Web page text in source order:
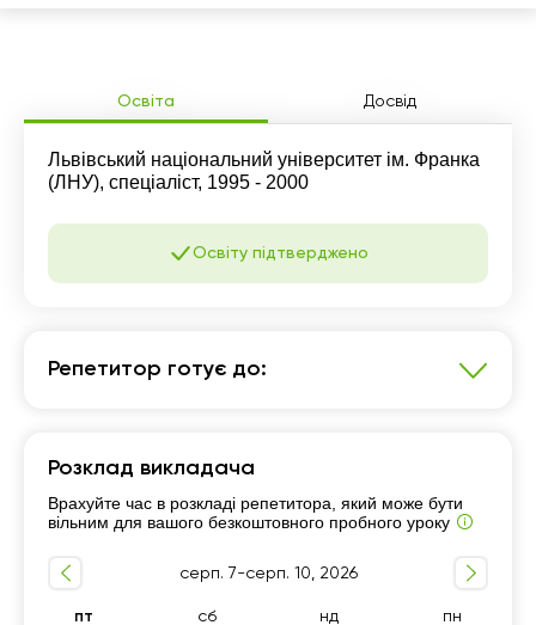
Освіта Досвід
Львівський національний університет ім. Франка
(ЛНУ), спеціаліст, 1995 - 2000
Освіту підтверджено
Репетитор готує до:
7 - 9-й класи Підготовка до НМТ (ЗНО)
Підготовка до ДПА (9 клас) 10 - 11-й класи
Розклад викладача
Врахуйте час в розкладі репетитора, який може бути
вільним для вашого безкоштовного пробного уроку
серп. 7-серп. 10, 2026
пт
сб
нд
пн